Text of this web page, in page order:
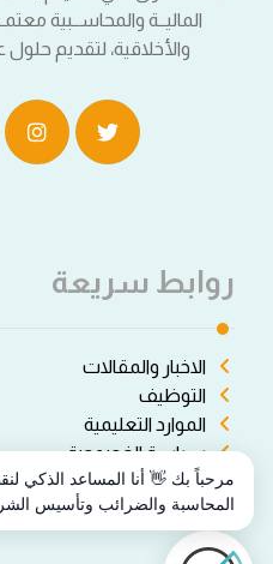
الماليــة والمحاســبية
والأخلاقية، لتقديم
روابط سريعة
الاخبار والمقالات
التوظيف
الموارد التعليمية
سياسة الخصوصة
شروط الاستخدام
مرحباً بك 👋 أنا المساعد الذكي
المحاسبة والضرائب وتأسيس